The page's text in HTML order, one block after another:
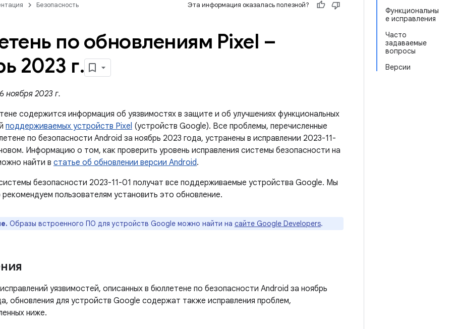
Функциональны
е исправления
Часто
задаваемые
вопросы
Версии
Безопасность Эта информация оказалась полезной?
по обновлениям Pixel –
2023 г.
ноября 2023 г.
содержится информация об уязвимостях в защите и об улучшениях функциональных
поддерживаемых устройств Pixel (устройств Google). Все проблемы, перечисленные
по безопасности Android за ноябрь 2023 года, устранены в исправлении 2023-11-
Информацию о том, как проверить уровень исправления системы безопасности на
найти в статье об обновлении версии Android.
безопасности 2023-11-01 получат все поддерживаемые устройства Google. Мы
пользователям установить это обновление.
Образы встроенного ПО для устройств Google можно найти на сайте Google Developers.
уязвимостей, описанных в бюллетене по безопасности Android за ноябрь
обновления для устройств Google содержат также исправления проблем,
ниже.